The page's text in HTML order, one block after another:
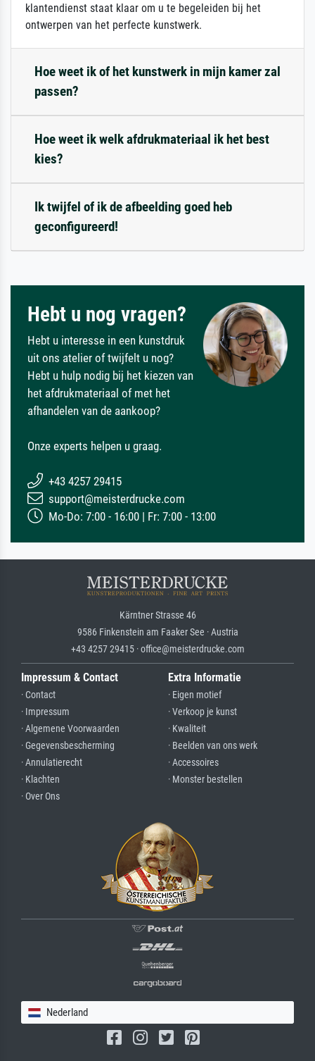
klantendienst staat klaar om u te begeleiden bij het
ontwerpen van het perfecte kunstwerk.
Hoe weet ik of het kunstwerk in mijn kamer zal
passen?
Hoe weet ik welk afdrukmateriaal ik het best
kies?
Ik twijfel of ik de afbeelding goed heb
geconfigureerd!
Hebt u nog vragen?
Hebt u interesse in een kunstdruk
uit ons atelier of twijfelt u nog?
Hebt u hulp nodig bij het kiezen van
het afdrukmateriaal of met het
afhandelen van de aankoop?
Onze experts helpen u graag.
+43 4257 29415
support@meisterdrucke.com
Mo-Do: 7:00 - 16:00 | Fr: 7:00 - 13:00
Kärntner Strasse 46
9586 Finkenstein am Faaker See · Austria
+43 4257 29415 · office@meisterdrucke.com
Impressum & Contact
· Contact
· Impressum
· Algemene Voorwaarden
· Gegevensbescherming
· Annulatierecht
· Klachten
· Over Ons
Extra Informatie
· Eigen motief
· Verkoop je kunst
· Kwaliteit
· Beelden van ons werk
· Accessoires
· Monster bestellen
Nederland